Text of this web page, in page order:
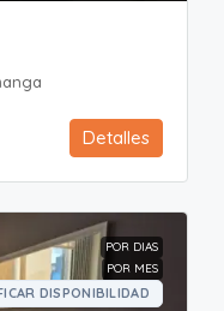
Detalles
POR DIAS
POR MES
DISPONIBILIDAD